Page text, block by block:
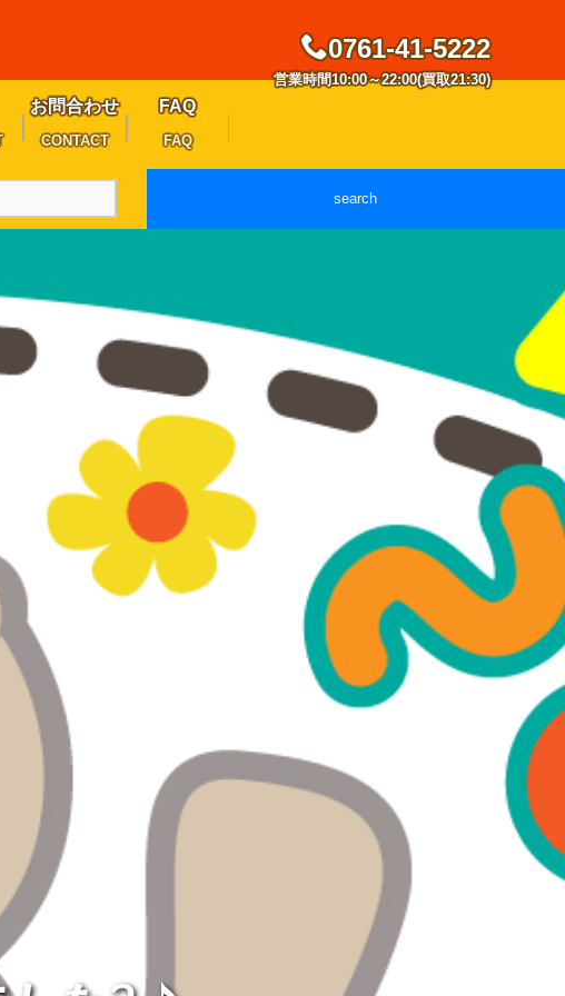
0761-41-5222
営業時間10:00～22:00(買取21:30)
お問合わせ
CONTACT
FAQ
FAQ
search